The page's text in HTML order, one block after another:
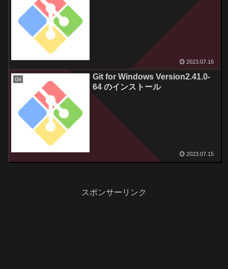
2023.07.16
Git
Git for Windows Version2.41.0-
64 のインストール
2023.07.15
スポンサーリンク